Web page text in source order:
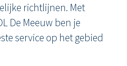
richtlijnen. Met
De Meeuw ben je
service op het gebied